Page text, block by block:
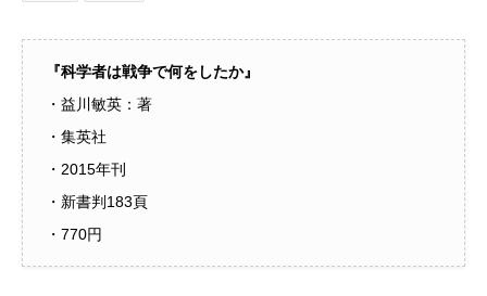
『科学者は戦争で何をしたか』
・益川敏英：著
・集英社
・2015年刊
・新書判183頁
・770円